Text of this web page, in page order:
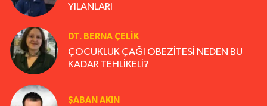
YILANLARI
DT. BERNA ÇELIK
ÇOCUKLUK ÇAĞI OBEZİTESİ NEDEN BU
KADAR TEHLİKELİ?
ŞABAN AKIN